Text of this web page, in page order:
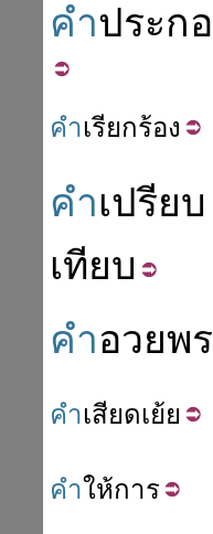
คำประก
คำเรียกร้อง
คำเปรียบ
เทียบ
คำอวยพร
คำเสียดเย้ย
คำให้การ